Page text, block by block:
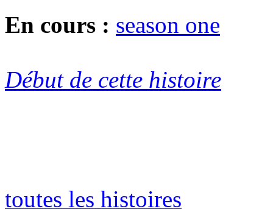
En cours : season one
Début de cette histoire
toutes les histoires